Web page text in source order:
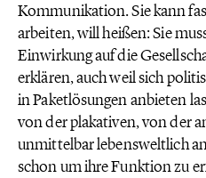
Kommunikation. Sie kann
arbeiten, will heißen: Sie
Einwirkung auf die
erklären, auch weil sich
in Paketlösungen anbieten
von der plakativen, von der
unmittelbar lebensweltlich
schon um ihre Funktion zu